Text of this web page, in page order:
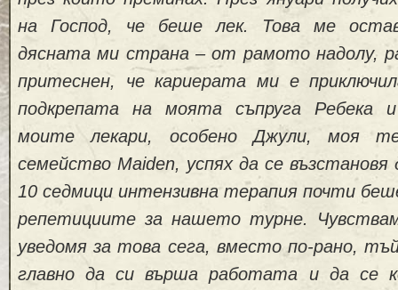
на Господ, че беше лек.
Това ме
дясната ми страна – от рамото надолу,
притеснен, че кариерата ми е
подкрепата на моята съпруга Ребека
моите лекари, особено Джули, моя
семейство Maiden, успях да се възстановя
10 седмици интензивна терапия почти
репетициите за нашето турне.
уведомя за това сега, вместо по-рано,
главно да си върша работата и да се